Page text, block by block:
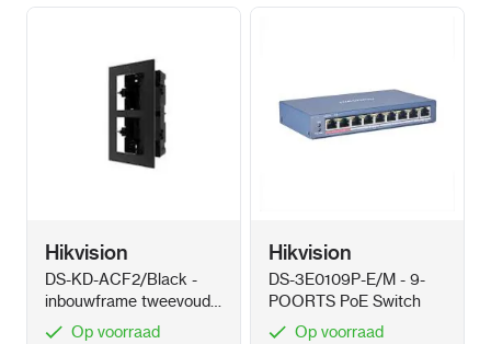
Hikvision
DS-KD-ACF2/Black -
inbouwframe tweevoudig
ZwartOp voorraad
Hikvision
DS-3E0109P-E/M - 9-
POORTS PoE Switch
Op voorraad